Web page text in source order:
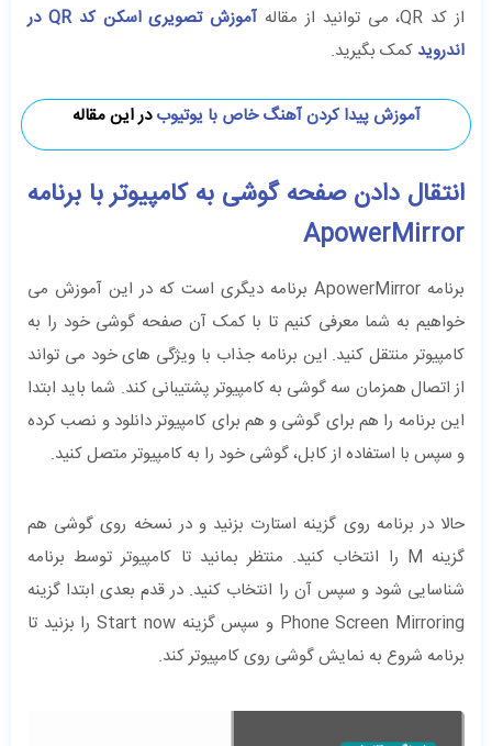
از کد QR، می توانید از مقاله
آموزش تصویری اسکن کد QR در
اندروید کمک بگیرید.
آموزش پیدا کردن آهنگ خاص با یوتیوب در این مقاله
انتقال دادن صفحه گوشی به کامپیوتر با برنامه
ApowerMirror
برنامه ApowerMirror برنامه دیگری است که در این آموزش می
خواهیم به شما معرفی کنیم تا با کمک آن صفحه گوشی خود را به
کامپیوتر منتقل کنید. این برنامه جذاب با ویژگی های خود می تواند
از اتصال همزمان سه گوشی به کامپیوتر پشتیبانی کند. شما باید ابتدا
این برنامه را هم برای گوشی و هم برای کامپیوتر دانلود و نصب کرده
و سپس با استفاده از کابل، گوشی خود را به کامپیوتر متصل کنید.
حالا در برنامه روی گزینه استارت بزنید و در نسخه روی گوشی هم
گزینه M را انتخاب کنید. منتظر بمانید تا کامپیوتر توسط برنامه
شناسایی شود و سپس آن را انتخاب کنید. در قدم بعدی ابتدا گزینه
Phone Screen Mirroring و سپس گزینه Start now را بزنید تا
برنامه شروع به نمایش گوشی روی کامپیوتر کند.